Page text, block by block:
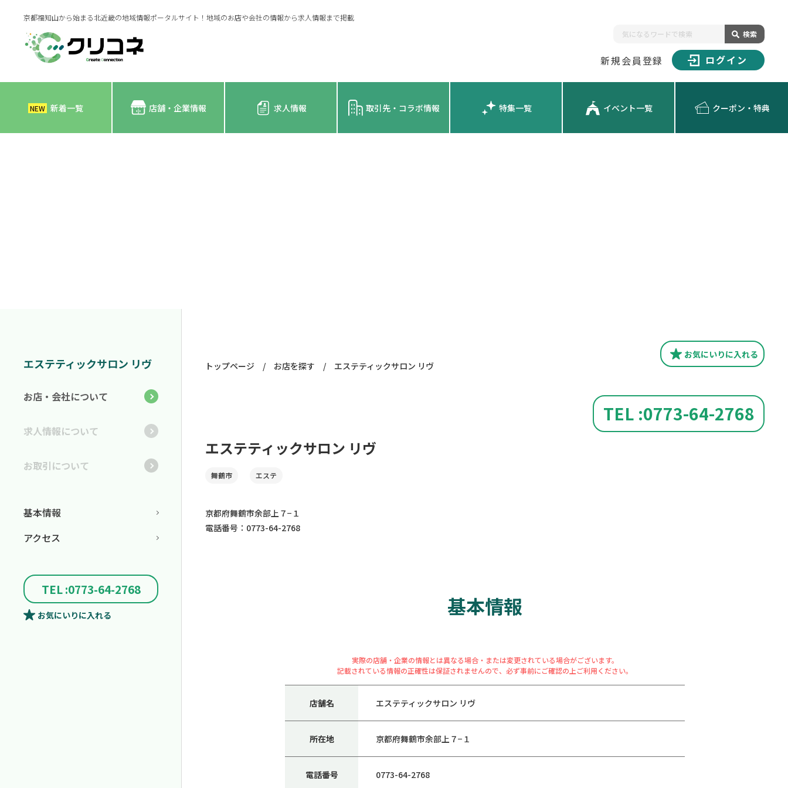
京都福知山から始まる北近畿の地域情報ポータルサイト！地域のお店や会社の情報から求人情報まで掲載
検索
新規会員登録 ログイン
NEW 新着一覧 店舗・企業情報 求人情報 取引先・コラボ情報 特集一覧 イベント一覧 クーポン・特典
トップページ / お店を探す / エステティックサロン リヴ
お気にいりに入れる
TEL :0773-64-2768
エステティックサロン リヴ
舞鶴市 エステ
京都府舞鶴市余部上７−１
電話番号：0773-64-2768
基本情報
実際の店舗・企業の情報とは異なる場合・または変更されている場合がございます。
記載されている情報の正確性は保証されませんので、必ず事前にご確認の上ご利用ください。
店舗名 エステティックサロン リヴ
所在地 京都府舞鶴市余部上７−１
電話番号 0773-64-2768
エステティックサロン リヴ
お店・会社について
求人情報について
お取引について
基本情報
アクセス
TEL :0773-64-2768
お気にいりに入れる